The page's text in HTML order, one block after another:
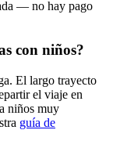
— no hay pago
con niños?
El largo trayecto
el viaje en
niños muy
guía de